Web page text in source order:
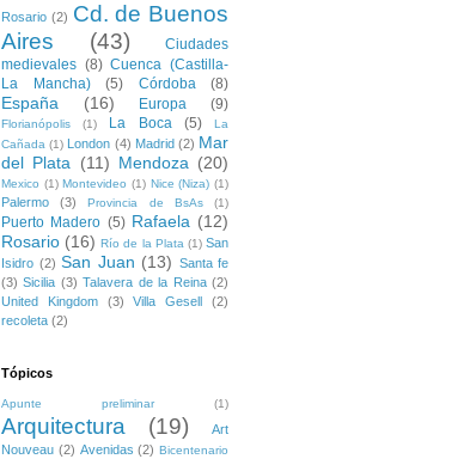
Rosario (2) Cd. de Buenos
Aires
(43)
Ciudades
medievales (8) Cuenca (Castilla-
La Mancha)
(5) Córdoba (8)
España (16) Europa (9)
Florianópolis (1) La Boca (5)
La
Cañada (1) London (4) Madrid (2) Mar
del Plata (11) Mendoza (20)
Mexico (1) Montevideo (1) Nice (Niza) (1)
Palermo (3) Provincia de BsAs (1)
Puerto Madero (5) Rafaela (12)
Rosario (16) Río de la Plata (1) San
Isidro (2) San Juan (13) Santa fe
(3) Sicilia (3) Talavera de la Reina (2)
United Kingdom
(3) Villa Gesell
(2)
recoleta (2)
Tópicos
Apunte preliminar (1)
Arquitectura (19)
Art
Nouveau (2) Avenidas (2) Bicentenario